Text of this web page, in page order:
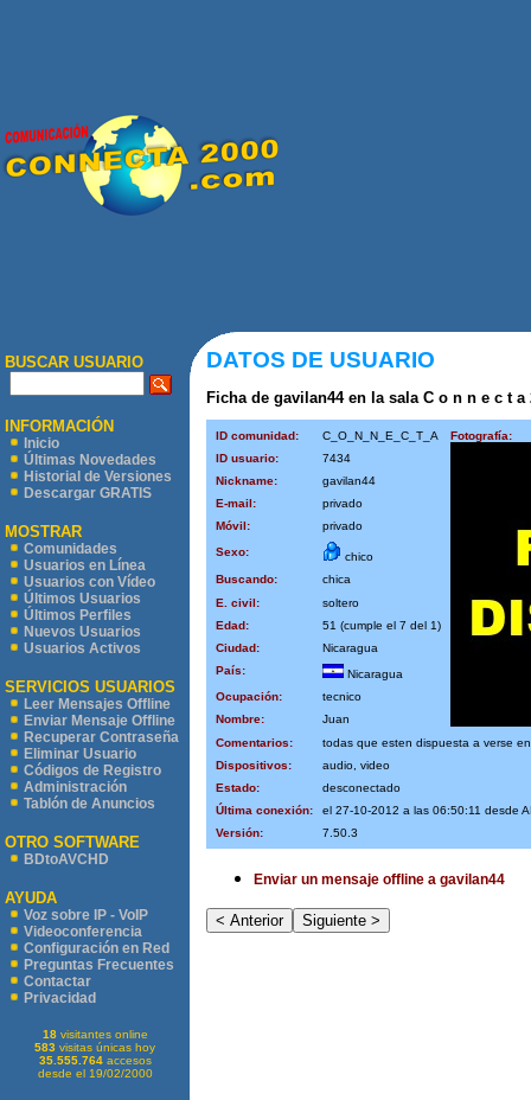
BUSCAR USUARIO
INFORMACIÓN
Inicio
Últimas Novedades
Historial de Versiones
Descargar GRATIS
MOSTRAR
Comunidades
Usuarios en Línea
Usuarios con Vídeo
Últimos Usuarios
Últimos Perfiles
Nuevos Usuarios
Usuarios Activos
SERVICIOS USUARIOS
Leer Mensajes Offline
Enviar Mensaje Offline
Recuperar Contraseña
Eliminar Usuario
Códigos de Registro
Administración
Tablón de Anuncios
OTRO SOFTWARE
BDtoAVCHD
AYUDA
Voz sobre IP - VoIP
Videoconferencia
Configuración en Red
Preguntas Frecuentes
Contactar
Privacidad
18visitantes online
583 visitas únicas hoy
35.555.764accesos
desde el 19/02/2000
DATOS DE USUARIO
Ficha de gavilan44 en la sala C o n n e c t a
ID comunidad: C_O_N_N_E_C_T_A
Fotografía:
ID usuario:
7434
Nickname:
gavilan44
E-mail:
privado
Móvil:
privado
Sexo:
chico
Buscando:
chica
E. civil:
soltero
Edad:
51 (cumple el 7 del 1)
Ciudad:
Nicaragua
País:
Nicaragua
Ocupación:
tecnico
Nombre:
Juan
Comentarios:
todas que esten dispuesta a verse
Dispositivos:
audio, video
Estado:
desconectado
Última conexión:
el 27-10-2012 a las 06:50:11 desde
Versión:
7.50.3
Enviar un mensaje offline a gavilan44